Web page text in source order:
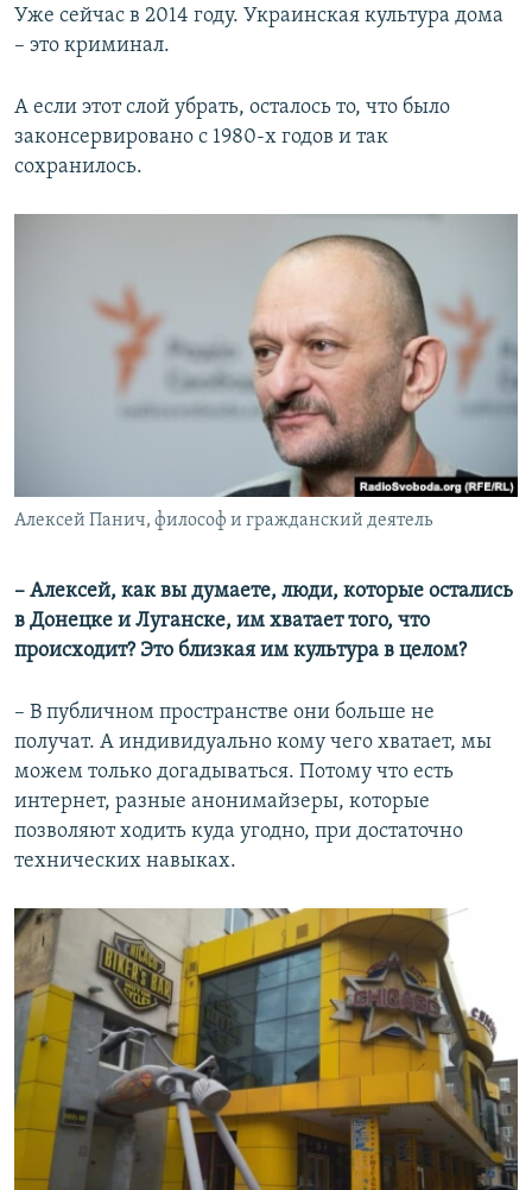
Уже сейчас в 2014 году. Украинская культура дома
– это криминал.
А если этот слой убрать, осталось то, что было
законсервировано с 1980-х годов и так
сохранилось.
Алексей Панич, философ и гражданский деятель
– Алексей, как вы думаете, люди, которые остались
в Донецке и Луганске, им хватает того, что
происходит? Это близкая им культура в целом?
– В публичном пространстве они больше не
получат. А индивидуально кому чего хватает, мы
можем только догадываться. Потому что есть
интернет, разные анонимайзеры, которые
позволяют ходить куда угодно, при достаточно
технических навыках.